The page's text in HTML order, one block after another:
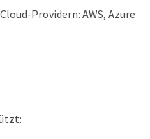
Providern: AWS, Azure